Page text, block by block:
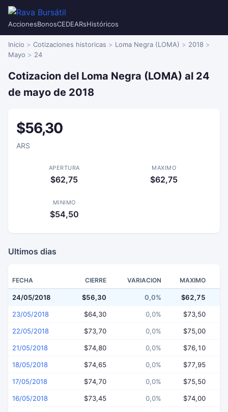
AccionesBonosCEDEARsHistóricos
Inicio Cotizaciones historicas Loma Negra (LOMA)
2018
Mayo
24
Cotizacion del Loma Negra (LOMA) al 24
de mayo de 2018
$56,30
ARS
APERTURA
$62,75
MAXIMO
$62,75
MINIMO
$54,50
Ultimos dias
FECHA CIERRE VARIACION MAXIMO
24/05/2018 $56,30 0,0% $62,75
23/05/2018 $64,30 0,0% $73,50
22/05/2018 $73,70 0,0% $75,00
21/05/2018 $74,80 0,0% $76,10
18/05/2018 $74,65 0,0% $77,95
17/05/2018 $74,70 0,0% $75,50
16/05/2018 $73,45 0,0% $74,00